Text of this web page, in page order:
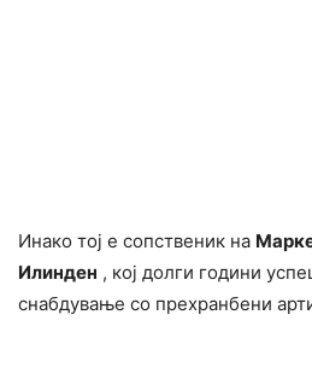
Инако тој е сопственик на
Илинден , кој долги години
снабдување со прехранбени